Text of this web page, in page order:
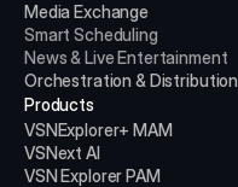
Media Exchange
Smart Scheduling
News & Live Entertainment
Orchestration & Distribution
Products
VSNExplorer+ MAM
VSNext AI
VSN Explorer PAM